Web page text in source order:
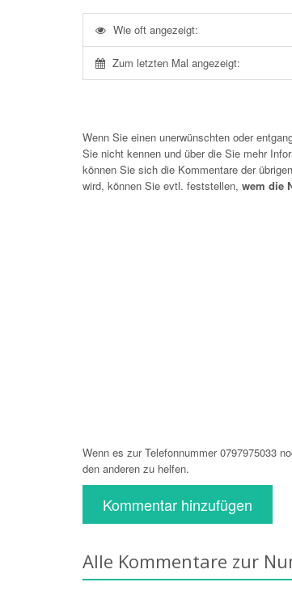
Wie oft angezeigt:
Zum letzten Mal angezeigt:
Wenn Sie einen unerwünschten oder
Sie nicht kennen und über die Sie mehr
können Sie sich die Kommentare der
wird, können Sie evtl. feststellen, wem die
Wenn es zur Telefonnummer 0797975033
den anderen zu helfen.
Kommentar hinzufügen
Alle Kommentare zur